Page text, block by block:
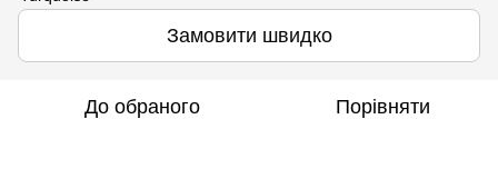
Замовити швидко
До обраного Порівняти